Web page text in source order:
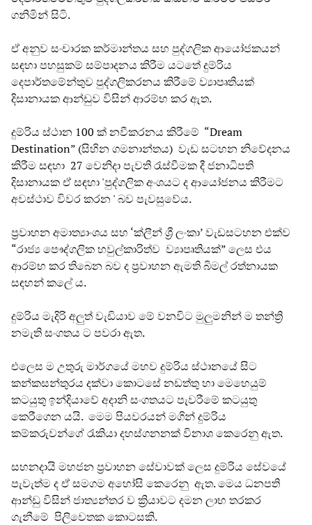
ගනිමින් සිටි.
ඒ අනුව සංචාරක කර්මාන්තය සහ පුද්ගලික ආයෝජකයන්
සඳහා පහසුකම් සම්පාදනය කිරීම යටතේ දුම්රිය
දෙපාර්තමේන්තුව පුද්ගලිකරනය කිරීමේ ව්‍යාපෘතියක්
දිසානායක ආන්ඩුව විසින් ආරම්භ කර ඇත.
දුම්රිය ස්ථාන 100 ක් නවීකරනය කිරීමේ “Dream
Destination” (සිහින ගමනාන්තය) වැඩ සටහන නිවේදනය
කිරීම සඳහා 27 වෙනිදා පැවති රැස්වීමක දී ජනාධිපති
දිසානායක ඒ සඳහා 'පුද්ගලික අංශයට ද ආයෝජනය කිරීමට
අවස්ථාව විවර කරන ' බව පැවසුවේය.
ප්‍රවාහන අමාත්‍යාංශය සහ ‘ක්ලීන් ශ්‍රී ලංකා’ වැඩසටහන එක්ව
“රාජ්‍ය පෞද්ගලික හවුල්කාරිත්ව ව්‍යාපෘතියක්” ලෙස එය
ආරම්භ කර තිබෙන බව ද ප්‍රවාහන ඇමති බිමල් රත්නායක
සඳහන් කලේ ය.
දුම්රිය මැදිරි අලුත් වැඩියාව මේ වනවිට මුලුමනින් ම තන්ත්‍රි
නමැති සංගතය ට පවරා ඇත.
එලෙස ම උතුරු මාර්ගයේ මහව දුම්රිය ස්ථානයේ සිට
කන්කසන්තුරය දක්වා කොටසේ නඩත්තු හා මෙහෙයුම්
කටයුතු ඉන්දියාවේ අදානි සංගතයට පැවරීමේ කටයුතු
කෙරීගෙන යයි. මෙම පියවරයන් මගින් දුම්රිය
කම්කරුවන්ගේ රැකියා දහස්ගනනක් විනාශ කෙරෙනු ඇත.
සහනදායි මහජන ප්‍රවාහන සේවාවක් ලෙස දුම්රිය සේවයේ
පැවැත්ම ද ඒ සමගම අහෝසි කෙරෙනු ඇත. මෙය ධනපති
ආන්ඩු විසින් ජාත්‍යන්තර ව ක්‍රියාවට දමන ලාභ තරකර
ගැනීමේ පිලිවෙතක කොටසකි.